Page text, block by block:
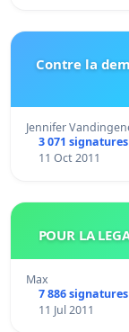
Contre la
Jennifer
3 071 signatures
11 Oct 2011
POUR LA
Max
7 886 signatures
11 Jul 2011